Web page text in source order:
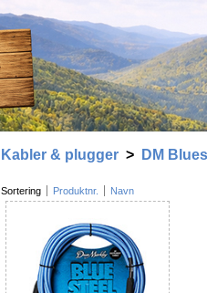
Kabler & plugger > DM
Sortering Produktnr. Navn